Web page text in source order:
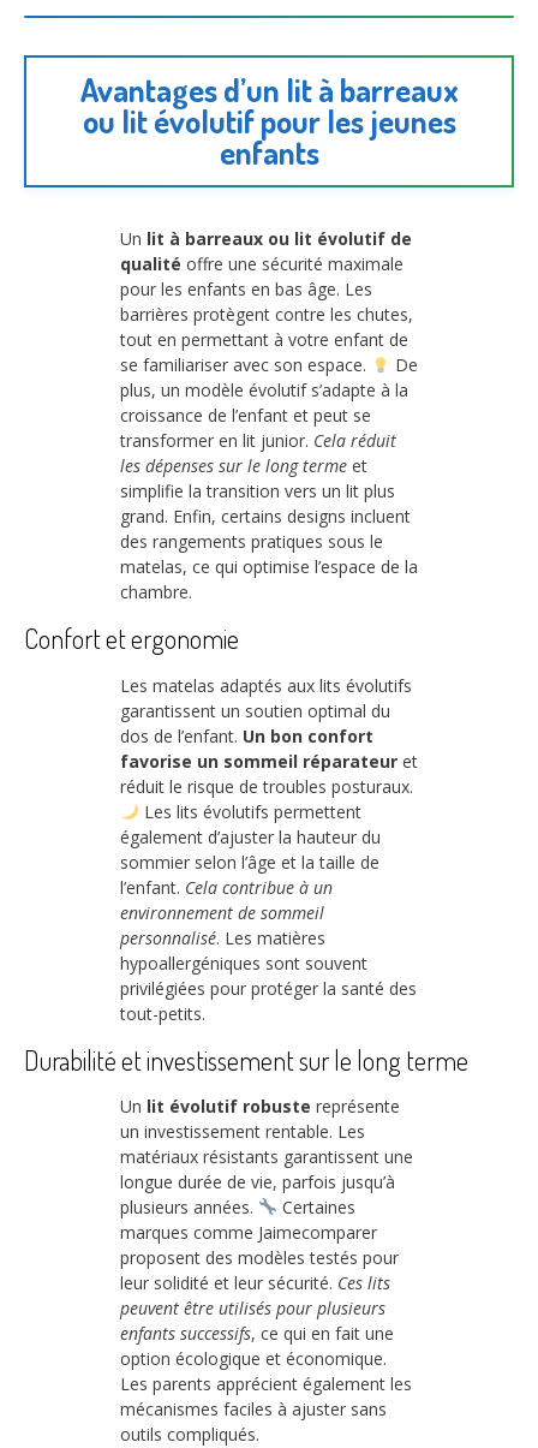
Avantages d’un lit à barreaux
ou lit évolutif pour les jeunes
enfants
Un lit à barreaux ou lit évolutif de
qualité offre une sécurité maximale
pour les enfants en bas âge. Les
barrières protègent contre les chutes,
tout en permettant à votre enfant de
se familiariser avec son espace.
De
plus, un modèle évolutif s’adapte à la
croissance de l’enfant et peut se
transformer en lit junior. Cela réduit
les dépenses sur le long terme et
simplifie la transition vers un lit plus
grand. Enfin, certains designs incluent
des rangements pratiques sous le
matelas, ce qui optimise l’espace de la
chambre.
Confort et ergonomie
Les matelas adaptés aux lits évolutifs
garantissent un soutien optimal du
dos de l’enfant. Un bon confort
favorise un sommeil réparateur et
réduit le risque de troubles posturaux.
Les lits évolutifs permettent
également d’ajuster la hauteur du
sommier selon l’âge et la taille de
l’enfant. Cela contribue à un
environnement de sommeil
personnalisé. Les matières
hypoallergéniques sont souvent
privilégiées pour protéger la santé des
tout-petits.
Durabilité et investissement sur le long terme
Un lit évolutif robuste représente
un investissement rentable. Les
matériaux résistants garantissent une
longue durée de vie, parfois jusqu’à
plusieurs années.
Certaines
marques comme Jaimecomparer
proposent des modèles testés pour
leur solidité et leur sécurité. Ces lits
peuvent être utilisés pour plusieurs
enfants successifs, ce qui en fait une
option écologique et économique.
Les parents apprécient également les
mécanismes faciles à ajuster sans
outils compliqués.